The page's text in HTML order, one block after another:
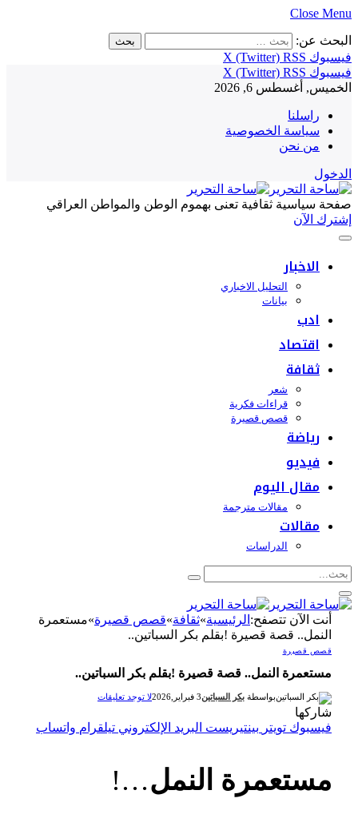
Close Menu
البحث عن:
فيسبوك
X (Twitter) RSS
فيسبوك
X (Twitter) RSS
الخميس, أغسطس 6, 2026
راسلنا
سياسة الخصوصية
من نحن
الدخول
صفحة سياسية ثقافية تعنى بهموم الوطن والمواطن العراقي
إشترك الآن
الاخبار
التحليل الاخباري
بيانات
ادب
اقتصاد
ثقافة
شعر
قراءات فكرية
قصص قصيرة
رياضة
فيديو
مقال اليوم
مقالات مترجمة
مقالات
الدراسات
أنت الآن تتصفح:الرئيسية»ثقافة»قصص قصيرة »مستعمرة
النمل.. قصة قصيرة !بقلم بكر السباتين..
قصص قصيرة
مستعمرة النمل.. قصة قصيرة !بقلم بكر السباتين..
بواسطة بكر السباتين3 فبراير,2026 لا توجد تعليقات
شاركها
فيسبوك تويتر بينتيريست البريد الإلكتروني تيلقرام واتساب
مستعمرة النمل…!